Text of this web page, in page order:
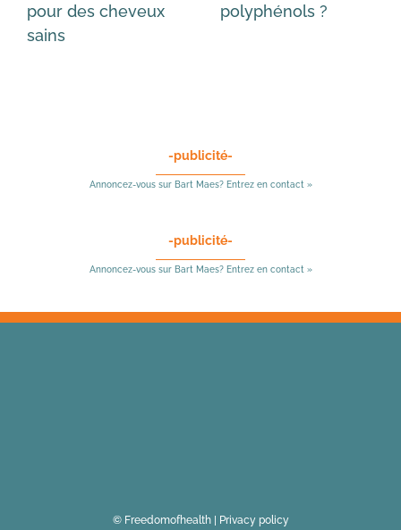
pour des cheveux
sains
polyphénols ?
-publicité-
Annoncez-vous sur Bart Maes? Entrez en contact »
-publicité-
Annoncez-vous sur Bart Maes? Entrez en contact »
© Freedomofhealth | Privacy policy